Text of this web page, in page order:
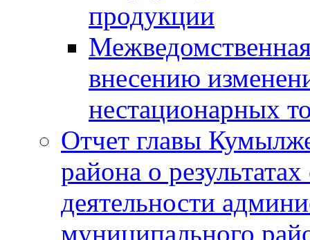
продукции
внесению
нестационарных
Отчет главы
района о
деятельности
муниципального